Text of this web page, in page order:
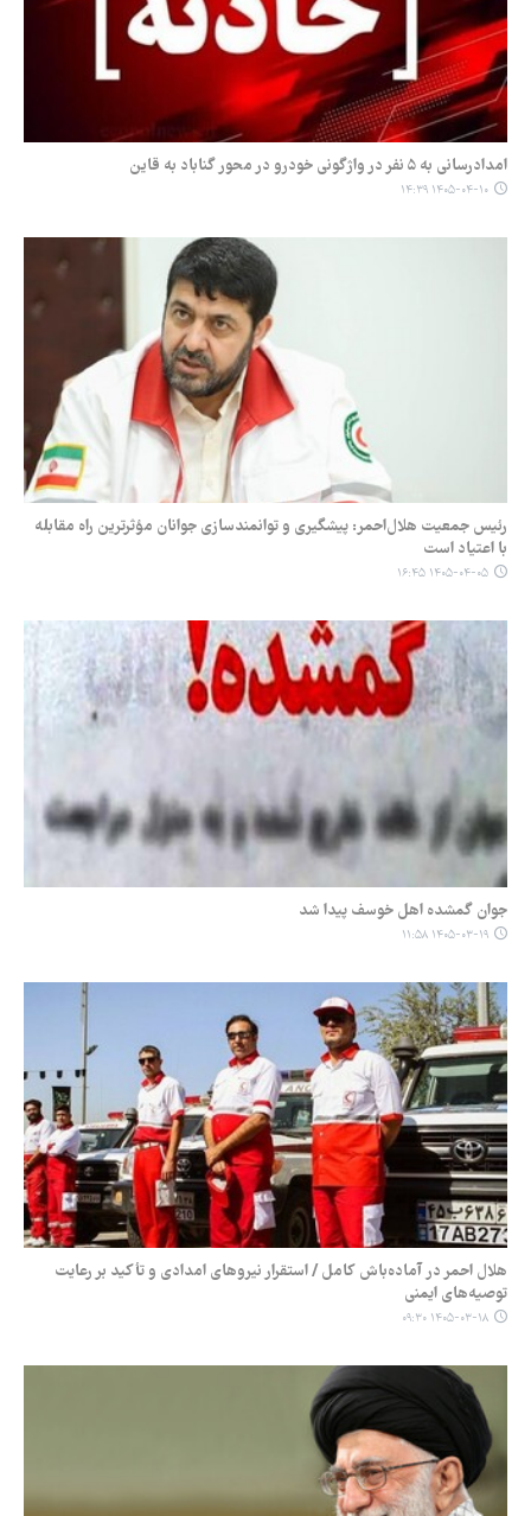
امدادرسانی به ۵ نفر در واژگونی خودرو در محور گناباد به قاین
۱۴۰۵-۰۴-۱۰ ۱۴:۳۹
رئیس جمعیت هلال‌احمر: پیشگیری و توانمندسازی جوانان مؤثرترین راه مقابله
با اعتیاد است
۱۴۰۵-۰۴-۰۵ ۱۶:۴۵
جوان گمشده اهل خوسف پیدا شد
۱۴۰۵-۰۳-۱۹ ۱۱:۵۸
هلال احمر در آماده‌باش کامل / استقرار نیروهای امدادی و تأکید بر رعایت
توصیه‌های ایمنی
۱۴۰۵-۰۳-۱۸ ۰۹:۳۰